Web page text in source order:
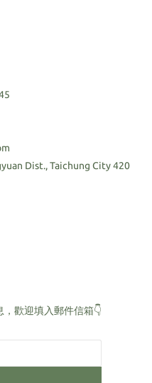
Dist., Taichung City 420
歡迎填入郵件信箱👇